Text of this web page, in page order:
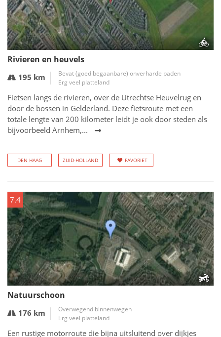
Rivieren en heuvels
195 km
Bevat (goed begaanbare) onverharde paden
Erg veel platteland
Fietsen langs de rivieren, over de Utrechtse Heuvelrug en
door de bossen in Gelderland. Deze fietsroute met een
totale lengte van 200 kilometer leidt je ook door steden als
bijvoorbeeld Arnhem,...
DEN HAAG ZUID-HOLLAND FAVORIET
7.4
Natuurschoon
176 km
Overwegend binnenwegen
Erg veel platteland
Een rustige motorroute die bijna uitsluitend over dijkjes